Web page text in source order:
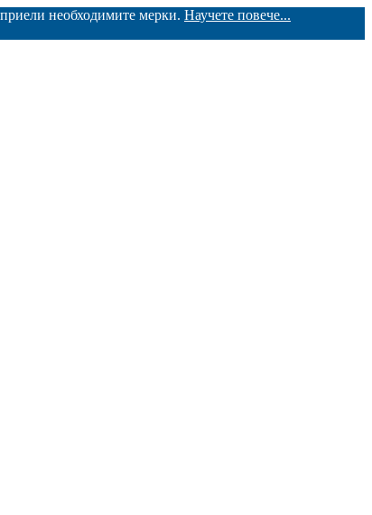
необходимите мерки. Научете повече...